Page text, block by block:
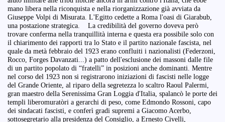
mano libera nella riconquista e nella riorganizzazione già avviata da
Giuseppe Volpi di Misurata. L'Egitto cedette a Roma l'oasi di Giarabub,
una postazione strategica. La credibilità del governo doveva però
trovare conferma nella tranquillità interna e questa era possibile solo con
il chiarimento dei rapporti tra lo Stato e il partito nazionale fascista, nel
quale da metà febbraio del 1923 erano confluiti i nazionalisti (Federzoni,
Rocco, Forges Davanzati...) a patto dell'esclusione dei massoni dalle file
di un partito popolato di “fratelli” in posizioni anche dominanti. Mentre
nel corso del 1923 non si registrarono iniziazioni di fascisti nelle logge
del Grande Oriente, al riparo della segretezza lo scaltro Raoul Palermi,
gran maestro della Serenissima Gran Loggia d'Italia, spalancò le porte dei
templi liberomuratòri a gerarchi di peso, come Edmondo Rossoni, capo
dei sindacati fascisti, e conferì gradi supremi a Giacomo Acerbo,
sottosegretario alla presidenza del Consiglio, a Ernesto Civelli,